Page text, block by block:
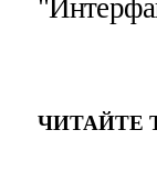
ЧИТАЙТЕ